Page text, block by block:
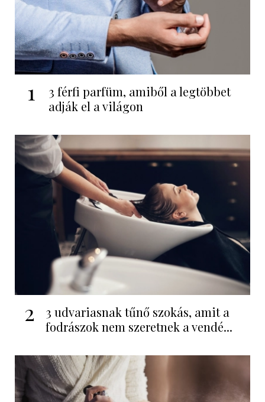
1
3 férfi parfüm, amiből a legtöbbet
adják el a világon
2
3 udvariasnak tűnő szokás, amit a
fodrászok nem szeretnek a vendé...